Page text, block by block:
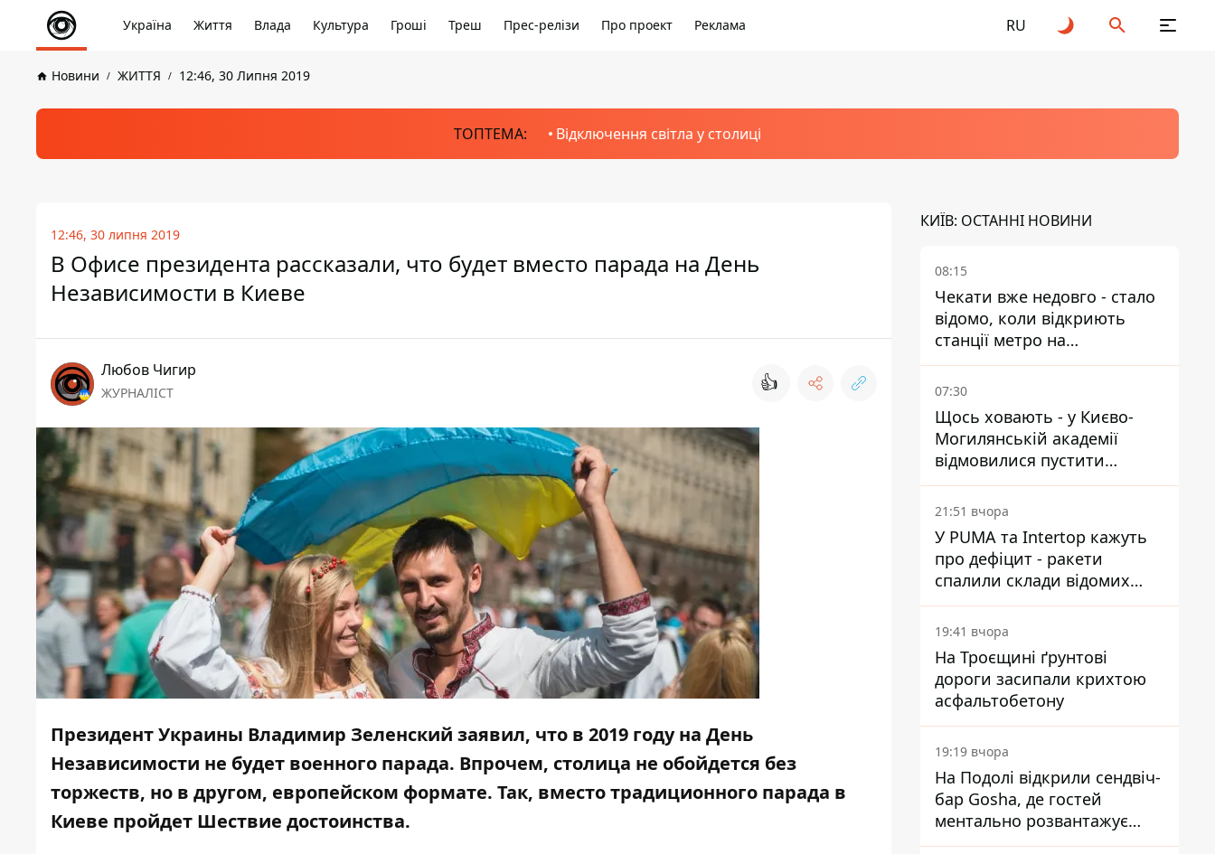
Україна Життя Влада Культура Гроші Треш Прес-релізи Про проект Реклама RU
Новини ЖИТТЯ 12:46, 30 Липня 2019
ТОПТЕМА: Відключення світла у столиці
12:46, 30 липня 2019
В Офисе президента рассказали, что будет вместо парада на День
Независимости в Киеве
Любов Чигир
ЖУРНАЛІСТ 👍
Президент Украины Владимир Зеленский заявил, что в 2019 году на День
Независимости не будет военного парада. Впрочем, столица не обойдется без
торжеств, но в другом, европейском формате. Так, вместо традиционного парада в
Киеве пройдет Шествие достоинства.
КИЇВ: ОСТАННІ НОВИНИ
08:15
Чекати вже недовго - стало
відомо, коли відкриють
станції метро на
Виноградарі
07:30
Щось ховають - у Києво-
Могилянській академії
відмовилися пустити
комісію з охорони пам'яток
на територію
21:51 вчора
У PUMA та Intertop кажуть
про дефіцит - ракети
спалили склади відомих
брендів
19:41 вчора
На Троєщині ґрунтові
дороги засипали крихтою
асфальтобетону
19:19 вчора
На Подолі відкрили сендвіч-
бар Gosha, де гостей
ментально розвантажує
акула